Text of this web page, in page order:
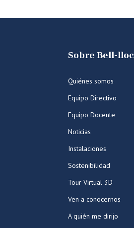
Sobre Bell-lloc
Quiénes somos
Equipo Directivo
Equipo Docente
Noticias
Instalaciones
Sostenibilidad
Tour Virtual 3D
Ven a conocernos
A quién me dirijo